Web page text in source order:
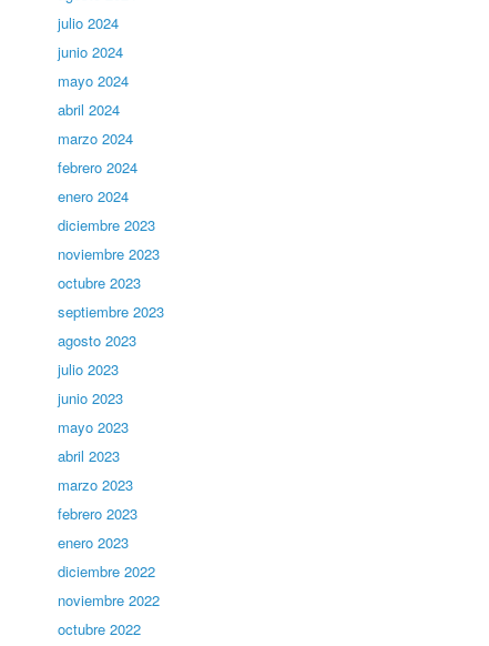
julio 2024
junio 2024
mayo 2024
abril 2024
marzo 2024
febrero 2024
enero 2024
diciembre 2023
noviembre 2023
octubre 2023
septiembre 2023
agosto 2023
julio 2023
junio 2023
mayo 2023
abril 2023
marzo 2023
febrero 2023
enero 2023
diciembre 2022
noviembre 2022
octubre 2022